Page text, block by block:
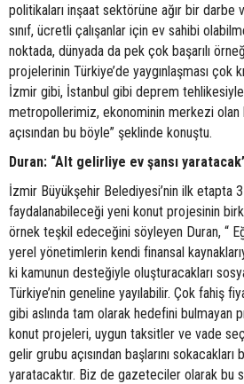
politikaları inşaat sektörüne ağır bir darbe
sınıf, ücretli çalışanlar için ev sahibi
noktada, dünyada da pek çok başarılı
projelerinin Türkiye’de yaygınlaşması
İzmir gibi, İstanbul gibi deprem
metropollerimiz, ekonominin merkezi olan
açısından bu böyle” şeklinde konuştu.
Duran: “Alt gelirliye ev şansı
İzmir Büyükşehir Belediyesi’nin ilk etapta
faydalanabileceği yeni konut projesinin
örnek teşkil edeceğini söyleyen Duran, “
yerel yönetimlerin kendi finansal
ki kamunun desteğiyle oluşturacakları
Türkiye’nin geneline yayılabilir. Çok fahiş
gibi aslında tam olarak hedefini bulmayan
konut projeleri, uygun taksitler ve vade
gelir grubu açısından başlarını
yaratacaktır. Biz de gazeteciler olarak bu